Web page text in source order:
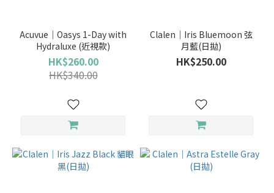
Acuvue｜Oasys 1-Day with
Hydraluxe (近視款)
HK$260.00
HK$340.00
Clalen｜Iris Bluemoon 弦
月藍(日拋)
HK$250.00